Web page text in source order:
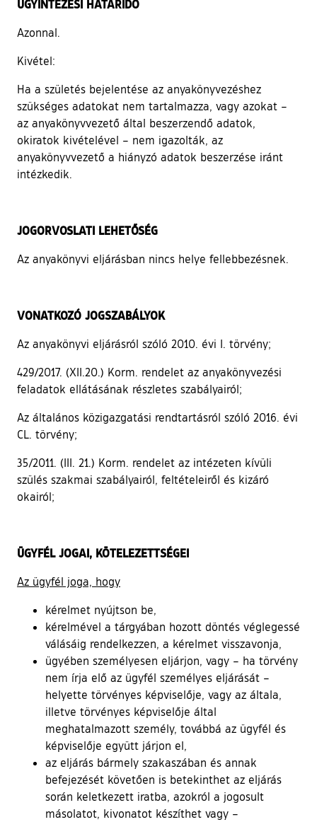
ÜGYINTÉZÉSI HATÁRIDŐ
Azonnal.
Kivétel:
Ha a születés bejelentése az anyakönyvezéshez
szükséges adatokat nem tartalmazza, vagy azokat –
az anyakönyvvezető által beszerzendő adatok,
okiratok kivételével – nem igazolták, az
anyakönyvvezető a hiányzó adatok beszerzése iránt
intézkedik.
JOGORVOSLATI LEHETŐSÉG
Az anyakönyvi eljárásban nincs helye fellebbezésnek.
VONATKOZÓ JOGSZABÁLYOK
Az anyakönyvi eljárásról szóló 2010. évi I. törvény;
429/2017. (XII.20.) Korm. rendelet az anyakönyvezési
feladatok ellátásának részletes szabályairól;
Az általános közigazgatási rendtartásról szóló 2016. évi
CL. törvény;
35/2011. (III. 21.) Korm. rendelet az intézeten kívüli
szülés szakmai szabályairól, feltételeiről és kizáró
okairól;
ÜGYFÉL JOGAI, KÖTELEZETTSÉGEI
Az ügyfél joga, hogy
kérelmet nyújtson be,
kérelmével a tárgyában hozott döntés véglegessé
válásáig rendelkezzen, a kérelmet visszavonja,
ügyében személyesen eljárjon, vagy – ha törvény
nem írja elő az ügyfél személyes eljárását –
helyette törvényes képviselője, vagy az általa,
illetve törvényes képviselője által
meghatalmazott személy, továbbá az ügyfél és
képviselője együtt járjon el,
az eljárás bármely szakaszában és annak
befejezését követően is betekinthet az eljárás
során keletkezett iratba, azokról a jogosult
másolatot, kivonatot készíthet vagy –